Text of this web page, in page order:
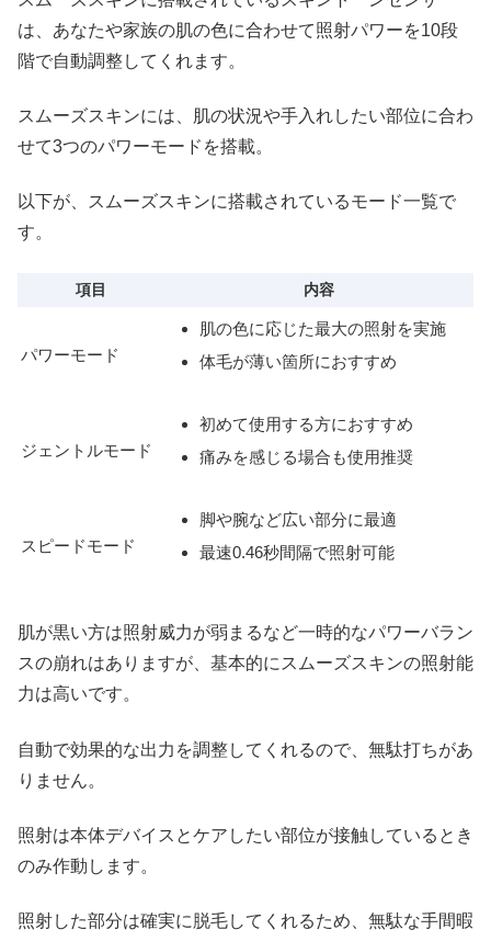
は、あなたや家族の肌の色に合わせて照射パワーを10段
階で自動調整してくれます。
スムーズスキンには、肌の状況や手入れしたい部位に合わ
せて3つのパワーモードを搭載。
以下が、スムーズスキンに搭載されているモード一覧で
す。
項目 内容
パワーモード
肌の色に応じた最大の照射を実施
体毛が薄い箇所におすすめ
ジェントルモード
初めて使用する方におすすめ
痛みを感じる場合も使用推奨
スピードモード
脚や腕など広い部分に最適
最速0.46秒間隔で照射可能
肌が黒い方は照射威力が弱まるなど一時的なパワーバラン
スの崩れはありますが、基本的にスムーズスキンの照射能
力は高いです。
自動で効果的な出力を調整してくれるので、無駄打ちがあ
りません。
照射は本体デバイスとケアしたい部位が接触しているとき
のみ作動します。
照射した部分は確実に脱毛してくれるため、無駄な手間暇